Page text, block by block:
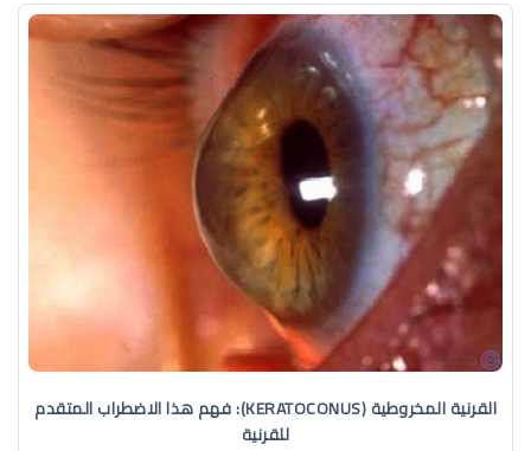
القرنية المخروطية (KERATOCONUS): فهم هذا الاضطراب المتقدم
للقرنية